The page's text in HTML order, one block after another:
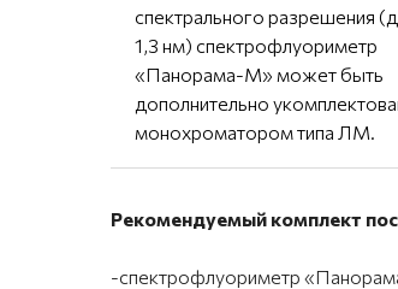
спектрального разрешения
1,3 нм) спектрофлуориметр
«Панорама-М» может быть
дополнительно
монохроматором типа ЛМ.
Рекомендуемый комплект
-спектрофлуориметр